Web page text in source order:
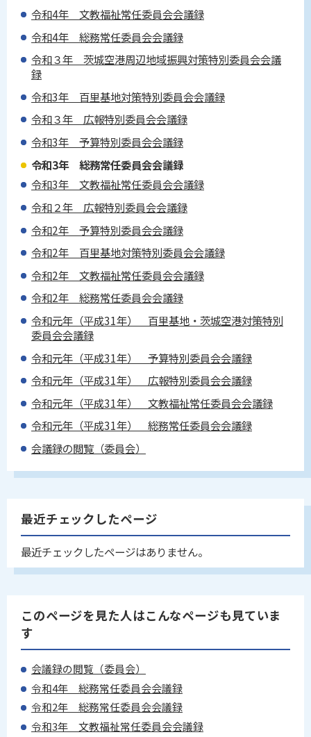
令和4年 文教福祉常任委員会会議録
令和4年 総務常任委員会会議録
令和３年 茨城空港周辺地域振興対策特別委員会会議
録
令和3年 百里基地対策特別委員会会議録
令和３年 広報特別委員会会議録
令和3年 予算特別委員会会議録
令和3年 総務常任委員会会議録
令和3年 文教福祉常任委員会会議録
令和２年 広報特別委員会会議録
令和2年 予算特別委員会会議録
令和2年 百里基地対策特別委員会会議録
令和2年 文教福祉常任委員会会議録
令和2年 総務常任委員会会議録
令和元年（平成31年） 百里基地・茨城空港対策特別
委員会会議録
令和元年（平成31年） 予算特別委員会会議録
令和元年（平成31年） 広報特別委員会会議録
令和元年（平成31年） 文教福祉常任委員会会議録
令和元年（平成31年） 総務常任委員会会議録
会議録の閲覧（委員会）
最近チェックしたページ
最近チェックしたページはありません。
このページを見た人はこんなページも見ていま
す
会議録の閲覧（委員会）
令和4年 総務常任委員会会議録
令和2年 総務常任委員会会議録
令和3年 文教福祉常任委員会会議録